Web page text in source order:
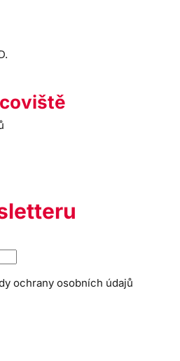
ochrany osobních údajů